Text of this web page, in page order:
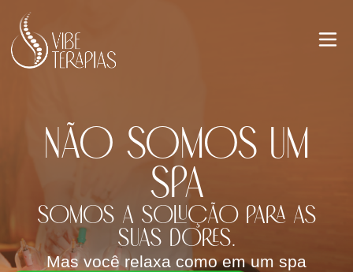
para
conteúdo
Não somos um
SPA
Somos a solução para as
suas dores.
Mas você relaxa como em um spa